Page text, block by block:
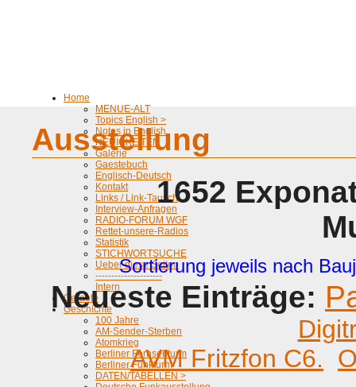
Home
MENUE-ALT
Topics English >
Notes in English
NEUIGKEITEN
Galerie
Gaestebuch
Englisch-Deutsch
Kontakt
Links / Link-Tausch
Interview-Anfragen
RADIO-FORUM WGF
Rettet-unsere-Radios
Statistik
STICHWORTSUCHE
Ueber diese Seiten
---------------------
Intern
Geraete
Geschichte
100 Jahre
AM-Sender-Sterben
Atomkrieg
Berliner Fernsehturm
Berliner Funkturm
DATEN/TABELLEN >
Ausstellung
1652
Sortierung jeweils nach
Neueste Einträge:
AVM Fritzfon C6.